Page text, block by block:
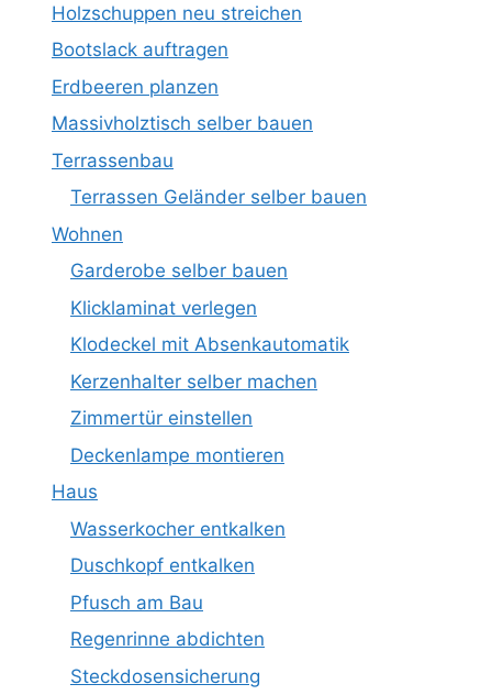
Holzschuppen neu streichen
Bootslack auftragen
Erdbeeren planzen
Massivholztisch selber bauen
Terrassenbau
Terrassen Geländer selber bauen
Wohnen
Garderobe selber bauen
Klicklaminat verlegen
Klodeckel mit Absenkautomatik
Kerzenhalter selber machen
Zimmertür einstellen
Deckenlampe montieren
Haus
Wasserkocher entkalken
Duschkopf entkalken
Pfusch am Bau
Regenrinne abdichten
Steckdosensicherung